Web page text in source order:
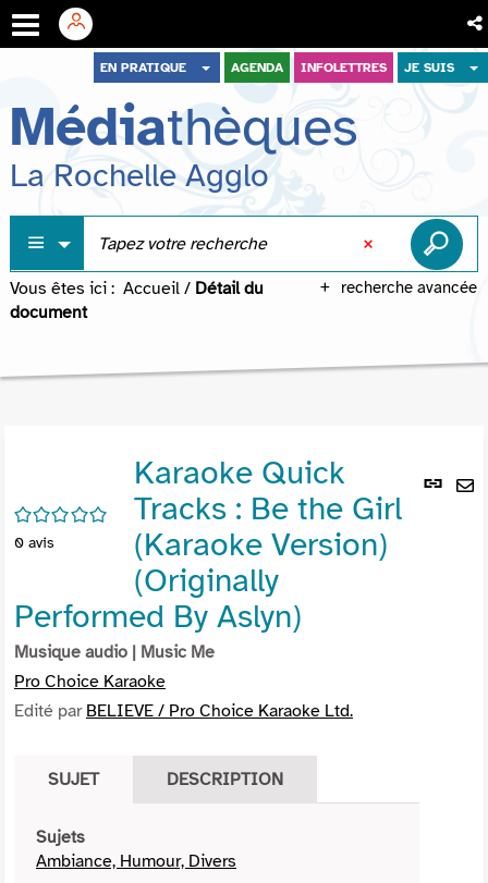
menu
contenu
recherche
EN PRATIQUE AGENDA INFOLETTRES JE SUIS
Médiathèques
La Rochelle Agglo
recherche avancée
Vous êtes ici : Accueil / Détail du
document
Lien
/5
0 avis
Karaoke Quick
Tracks : Be the Girl
(Karaoke Version)
(Originally
Performed By Aslyn)
Musique audio | Music Me
Pro Choice Karaoke
Edité par BELIEVE / Pro Choice Karaoke Ltd.
SUJET DESCRIPTION
Sujets
Ambiance, Humour, Divers